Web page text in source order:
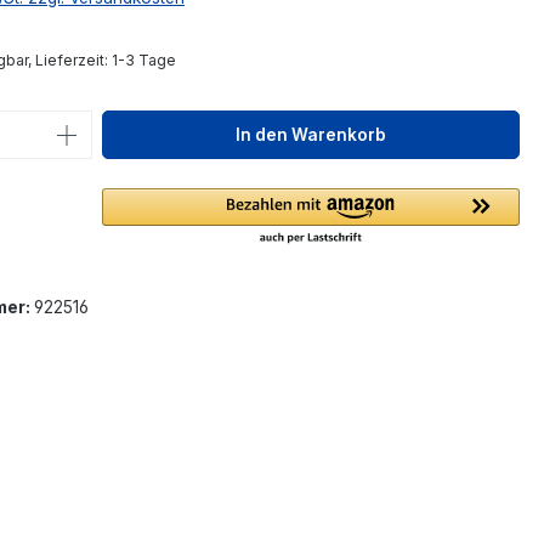
Lieferzeit: 1-3 Tage
Anzahl: Gib den gewünschten Wert
In den Warenkorb
922516